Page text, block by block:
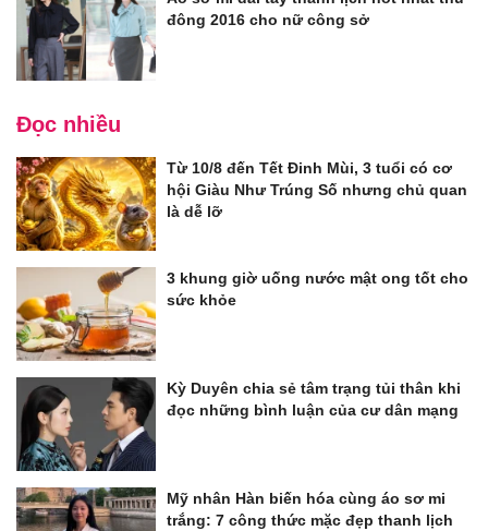
đông 2016 cho nữ công sở
Đọc nhiều
Từ 10/8 đến Tết Đinh Mùi, 3 tuổi có cơ
hội Giàu Như Trúng Số nhưng chủ quan
là dễ lỡ
3 khung giờ uống nước mật ong tốt cho
sức khỏe
Kỳ Duyên chia sẻ tâm trạng tủi thân khi
đọc những bình luận của cư dân mạng
Mỹ nhân Hàn biến hóa cùng áo sơ mi
trắng: 7 công thức mặc đẹp thanh lịch